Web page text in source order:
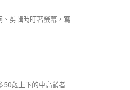
、剪輯時盯著螢幕，寫
50歲上下的中高齡者